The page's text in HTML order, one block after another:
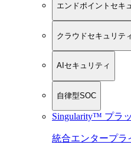
エンドポイントセキ
クラウドセキュリテ
AIセキュリティ
自律型SOC
Singularity™ プラ
統合エンタープラ